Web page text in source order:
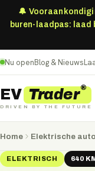
🔔
buren-laadpas: laad
Nu openBlog & Nieuws
EV Trader®
DRIVEN BY THE FUTURE
Home Elektrische
ELEKTRISCH 640